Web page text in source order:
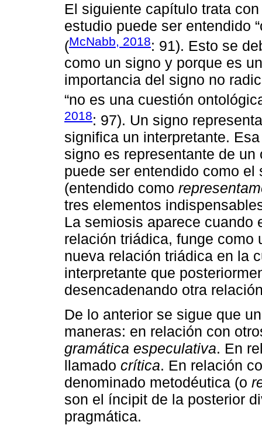
El siguiente capítulo trata
estudio puede ser entendido
(McNabb, 2018: 91). Esto se
como un signo y porque es
importancia del signo no
“no es una cuestión
2018: 97). Un signo
significa un interpretante.
signo es representante de
puede ser entendido como
(entendido como
tres elementos
La semiosis aparece cuando
relación triádica, funge como
nueva relación triádica en la
interpretante que
desencadenando otra
De lo anterior se sigue que
maneras: en relación con
gramática especulativa. En
llamado crítica. En relación
denominado metodéutica (o
son el íncipit de la posterior
pragmática.